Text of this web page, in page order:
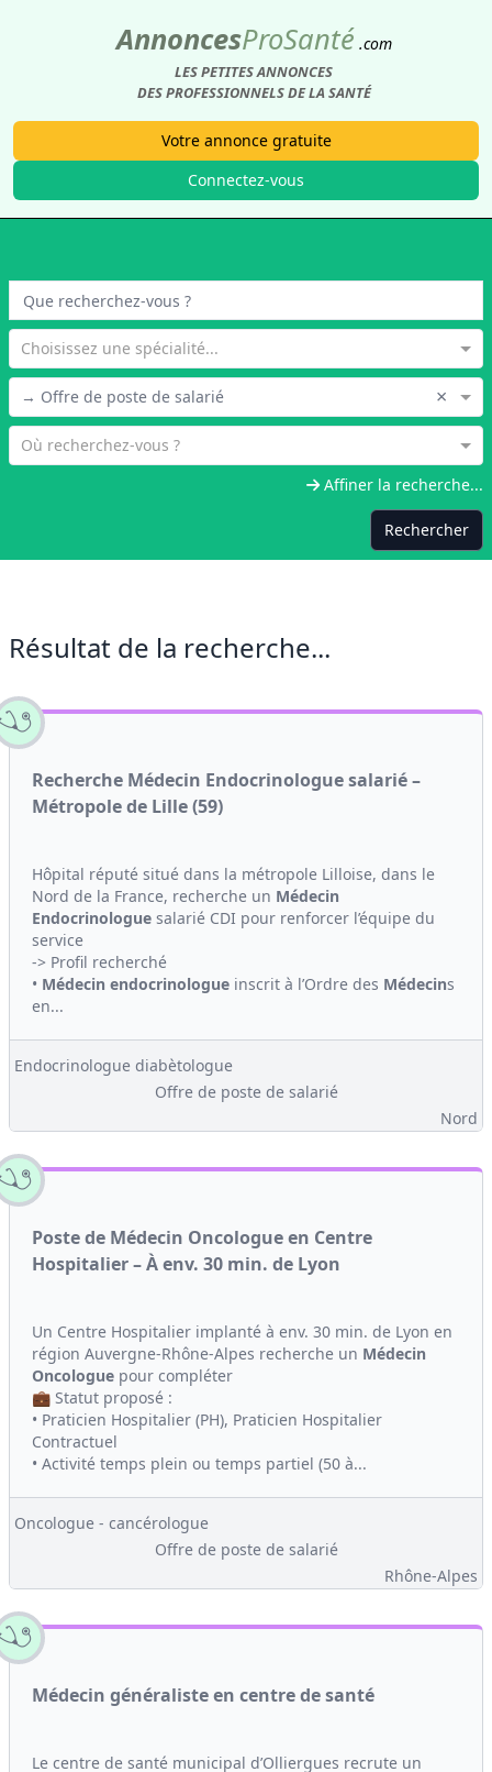
AnnoncesProSanté .com
LES PETITES ANNONCES
DES PROFESSIONNELS DE LA SANTÉ
Votre annonce gratuite
Connectez-vous
Choisissez une spécialité...
→ Offre de poste de salarié ×
Où recherchez-vous ?
Affiner la recherche...
Rechercher
Résultat de la recherche...
Recherche Médecin Endocrinologue salarié –
Métropole de Lille (59)
Hôpital réputé situé dans la métropole Lilloise, dans le
Nord de la France, recherche un Médecin
Endocrinologue salarié CDI pour renforcer l’équipe du
service
-> Profil recherché
• Médecin endocrinologue inscrit à l’Ordre des Médecins
en...
Endocrinologue diabètologue
Offre de poste de salarié
Nord
Poste de Médecin Oncologue en Centre
Hospitalier – À env. 30 min. de Lyon
Un Centre Hospitalier implanté à env. 30 min. de Lyon en
région Auvergne-Rhône-Alpes recherche un Médecin
Oncologue pour compléter
💼 Statut proposé :
• Praticien Hospitalier (PH), Praticien Hospitalier
Contractuel
• Activité temps plein ou temps partiel (50 à...
Oncologue - cancérologue
Offre de poste de salarié
Rhône-Alpes
Médecin généraliste en centre de santé
Le centre de santé municipal d’Olliergues recrute un